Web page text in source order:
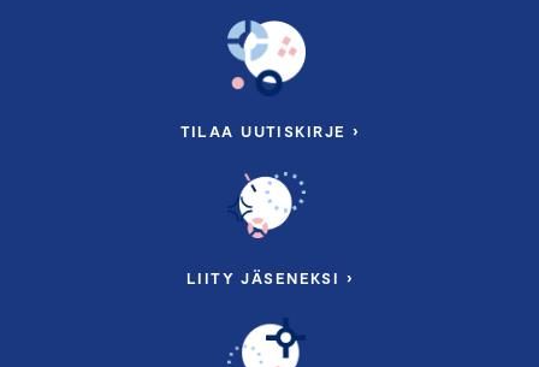
TILAA UUTISKIRJE ›
LIITY JÄSENEKSI ›